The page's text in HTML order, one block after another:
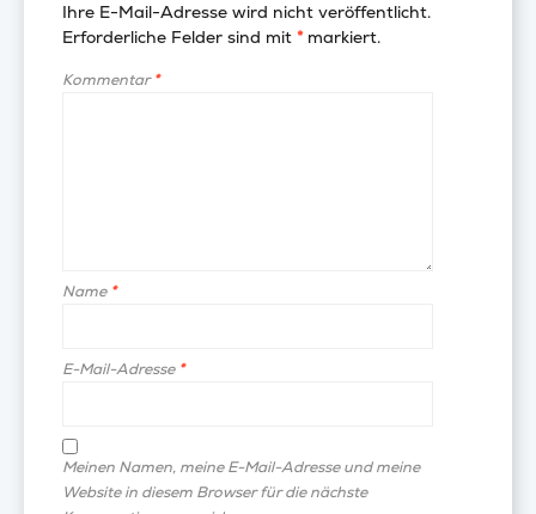
Ihre E-Mail-Adresse wird nicht veröffentlicht.
Erforderliche Felder sind mit *markiert.
Kommentar*
Name *
E-Mail-Adresse *
Meinen Namen, meine E-Mail-Adresse und meine
Website in diesem Browser für die nächste